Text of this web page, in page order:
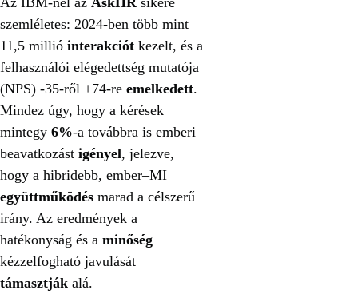
szemléletes: 2024-ben több mint
11,5 millió interakciót kezelt, és a
felhasználói elégedettség mutatója
(NPS) -35-ről +74-re emelkedett.
Mindez úgy, hogy a kérések
mintegy 6%-a továbbra is emberi
beavatkozást igényel, jelezve,
hogy a hibridebb, ember–MI
együttműködés marad a célszerű
irány. Az eredmények a
hatékonyság és a minőség
kézzelfogható javulását
támasztják alá.